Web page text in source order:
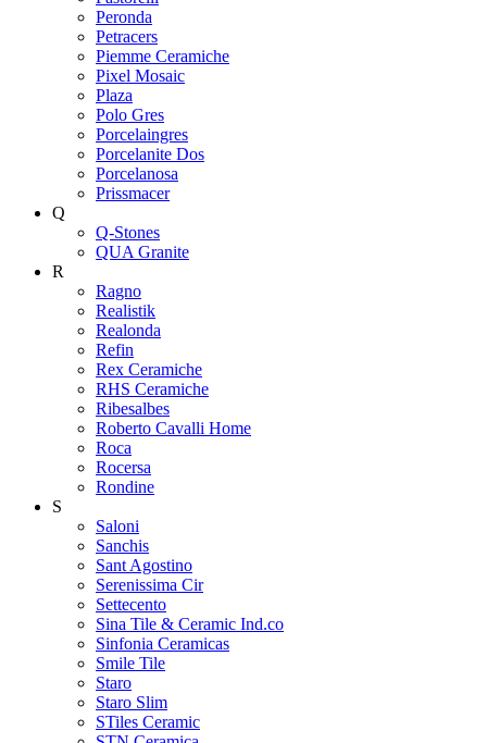
Peronda
Petracers
Piemme Ceramiche
Pixel Mosaic
Plaza
Polo Gres
Porcelaingres
Porcelanite Dos
Porcelanosa
Prissmacer
Q
Q-Stones
QUA Granite
R
Ragno
Realistik
Realonda
Refin
Rex Ceramiche
RHS Ceramiche
Ribesalbes
Roberto Cavalli Home
Roca
Rocersa
Rondine
S
Saloni
Sanchis
Sant Agostino
Serenissima Cir
Settecento
Sina Tile & Ceramic Ind.co
Sinfonia Ceramicas
Smile Tile
Staro
Staro Slim
STiles Ceramic